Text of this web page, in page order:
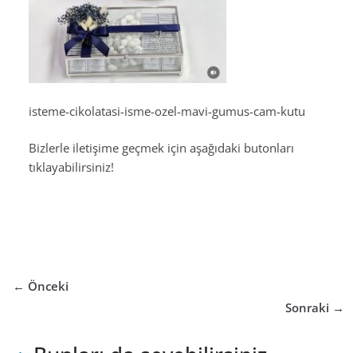
isteme-cikolatasi-isme-ozel-mavi-gumus-cam-kutu
Bizlerle iletişime geçmek için aşağıdaki butonları
tıklayabilirsiniz!
← Önceki
Sonraki →